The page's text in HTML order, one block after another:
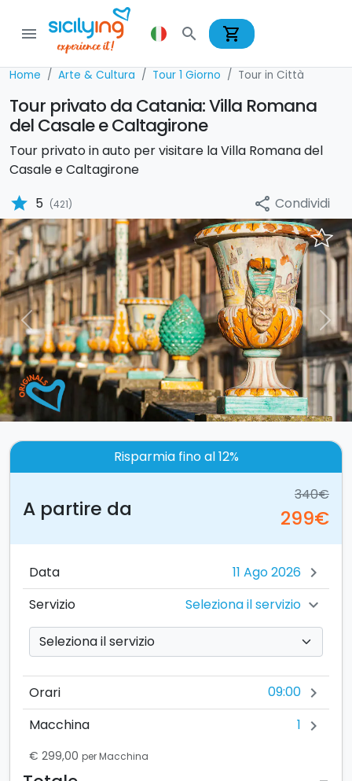
menu search shopping_cart
Home Arte & Cultura Tour 1 Giorno Tour in Città
Tour privato da Catania: Villa Romana
del Casale e Caltagirone
Tour privato in auto per visitare la Villa Romana del
Casale e Caltagirone
star 5 (421) share Condividi
Previous Next
Risparmia fino al 12%
A partire da
340€
299€
Data chevron_right
Servizio Seleziona il servizio chevron_right
Orari 09:00 chevron_right
Macchina 1 chevron_right
€ 299,00 per Macchina